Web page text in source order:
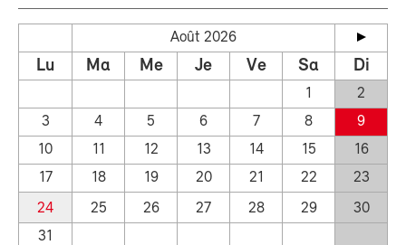
Août 2026
Lu Ma Me Je Ve Sa Di
1
2
3
4 5 6 7 8
9
10
11 12 13 14 15
16
17
18 19 20 21 22
23
24
25 26 27 28 29
30
31